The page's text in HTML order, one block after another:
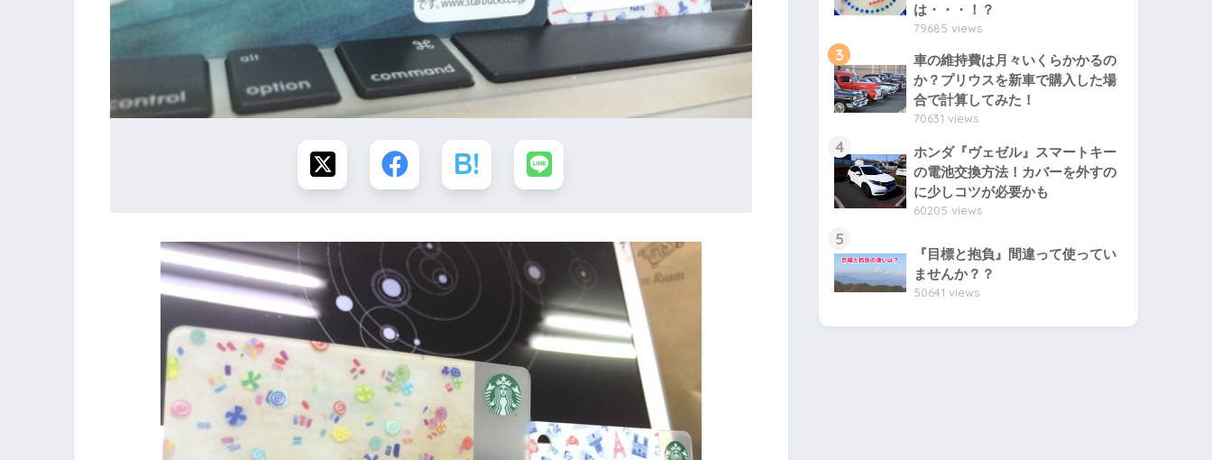
は・・・！？
79685 views
3
車の維持費は月々いくらかかるの
か？プリウスを新車で購入した場
合で計算してみた！
70631 views
4
ホンダ『ヴェゼル』スマートキー
の電池交換方法！カバーを外すの
に少しコツが必要かも
60205 views
5
『目標と抱負』間違って使ってい
ませんか？？
50641 views